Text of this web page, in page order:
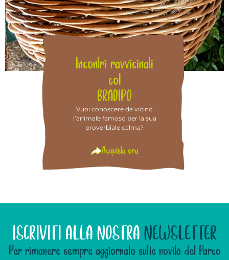
Incontri ravvicinati
col
BRADIPO
Vuoi conoscere da vicino
l’animale famoso per la sua
proverbiale calma?
Acquista ora
ISCRIVITI ALLA NOSTRA NEWSLETTER
Per rimanere sempre aggiornato sulle novità del Parco